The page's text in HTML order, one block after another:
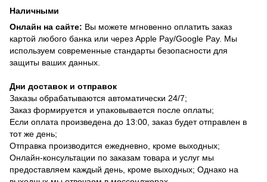
Наличными
Онлайн на сайте: Вы можете мгновенно оплатить заказ
картой любого банка или через Apple Pay/Google Pay. Мы
используем современные стандарты безопасности для
защиты ваших данных.
Дни доставок и отправок
Заказы обрабатываются автоматически 24/7;
Заказ формируется и упаковывается после оплаты;
Если оплата произведена до 13:00, заказ будет отправлен в
тот же день;
Отправка производится ежедневно, кроме выходных;
Онлайн-консультации по заказам товара и услуг мы
предоставляем каждый день, кроме выходных; Однако на